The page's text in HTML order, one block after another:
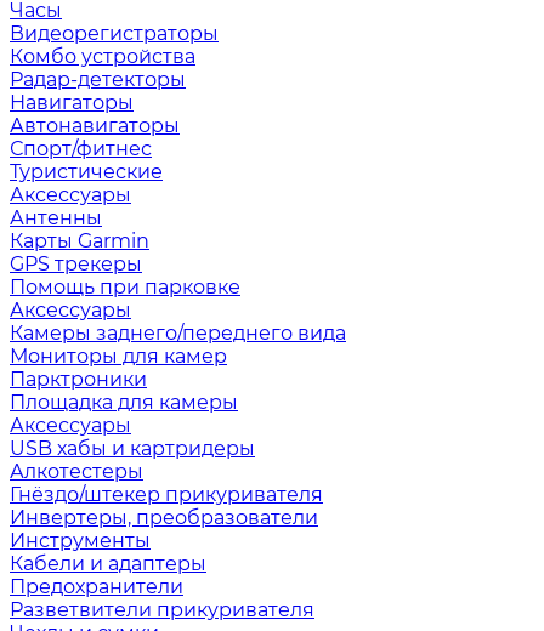
Часы
Видеорегистраторы
Комбо устройства
Радар-детекторы
Навигаторы
Автонавигаторы
Спорт/фитнес
Туристические
Аксессуары
Антенны
Карты Garmin
GPS трекеры
Помощь при парковке
Аксессуары
Камеры заднего/переднего вида
Мониторы для камер
Парктроники
Площадка для камеры
Аксессуары
USB хабы и картридеры
Алкотестеры
Гнёздо/штекер прикуривателя
Инвертеры, преобразователи
Инструменты
Кабели и адаптеры
Предохранители
Разветвители прикуривателя